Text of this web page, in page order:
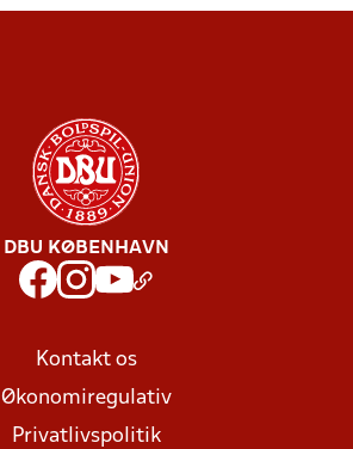
DBU KØBENHAVN
Kontakt os
Økonomiregulativ
Privatlivspolitik